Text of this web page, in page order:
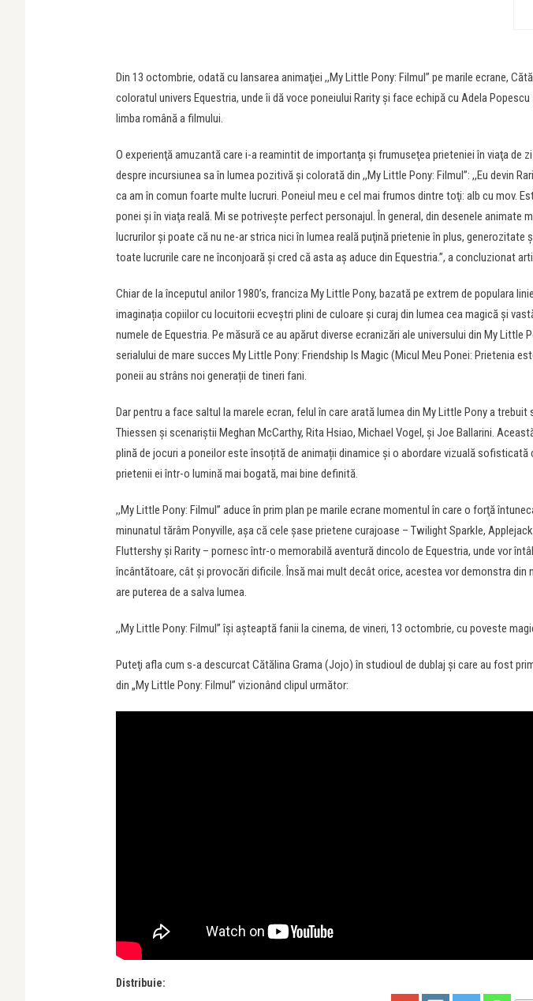
Din 13 octombrie, odată cu lansarea animaţiei ,,My Little Pony: Filmul” pe marile ecrane,
coloratul univers Equestria, unde îi dă voce poneiului Rarity şi face echipă cu Adela Popescu
limba română a filmului.
O experienţă amuzantă care i-a reamintit de importanţa şi frumuseţea prieteniei în viaţa de
despre incursiunea sa în lumea pozitivă şi colorată din ,,My Little Pony: Filmul”: ,,Eu devin
ca am în comun foarte multe lucruri. Poneiul meu e cel mai frumos dintre toţi: alb cu mov.
ponei şi în viaţa reală. Mi se potriveşte perfect personajul. În general, din desenele animate
lucrurilor şi poate că nu ne-ar strica nici în lumea reală puţină prietenie în plus, generozitate
toate lucrurile care ne înconjoară şi cred că asta aş aduce din Equestria.”, a concluzionat
Chiar de la începutul anilor 1980’s, franciza My Little Pony, bazată pe extrem de populara
imaginația copiilor cu locuitorii ecveștri plini de culoare și curaj din lumea cea magică și
numele de Equestria. Pe măsură ce au apărut diverse ecranizări ale universului din My Little
serialului de mare succes My Little Pony: Friendship Is Magic (Micul Meu Ponei: Prietenia
poneii au strâns noi generații de tineri fani.
Dar pentru a face saltul la marele ecran, felul în care arată lumea din My Little Pony a
Thiessen și scenariștii Meghan McCarthy, Rita Hsiao, Michael Vogel, și Joe Ballarini.
plină de jocuri a poneilor este însoțită de animații dinamice și o abordare vizuală sofisticată
prietenii ei într-o lumină mai bogată, mai bine definită.
,,My Little Pony: Filmul” aduce în prim plan pe marile ecrane momentul în care o forţă
minunatul tărâm Ponyville, aşa că cele şase prietene curajoase – Twilight Sparkle,
Fluttershy şi Rarity – pornesc într-o memorabilă aventură dincolo de Equestria, unde vor
încântătoare, cât şi provocări dificile. Însă mai mult decât orice, acestea vor demonstra din
are puterea de a salva lumea.
,,My Little Pony: Filmul” îşi aşteaptă fanii la cinema, de vineri, 13 octombrie, cu poveste
Puteţi afla cum s-a descurcat Cătălina Grama (Jojo) în studioul de dublaj şi care au fost
din „My Little Pony: Filmul” vizionând clipul următor:
Distribuie: